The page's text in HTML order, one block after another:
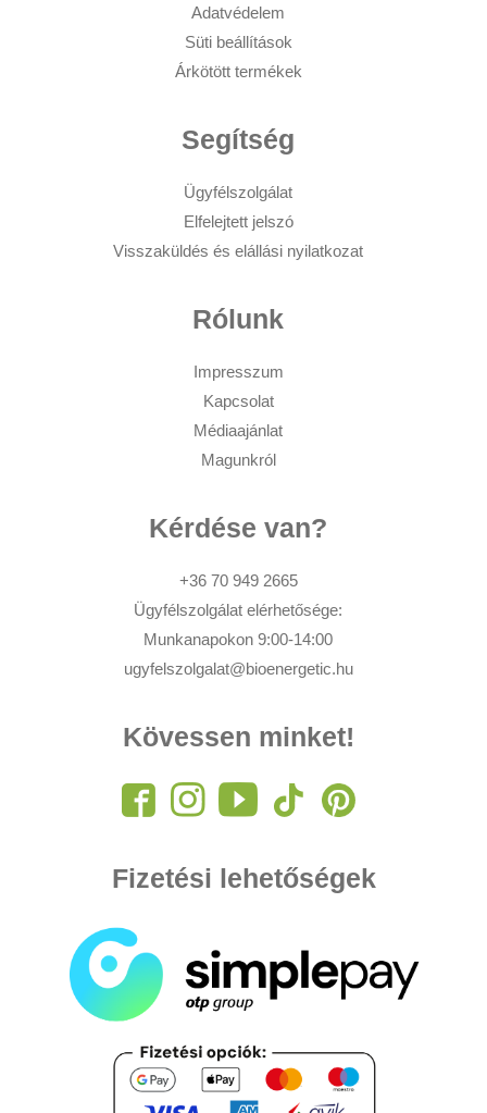
Adatvédelem
Süti beállítások
Árkötött termékek
Segítség
Ügyfélszolgálat
Elfelejtett jelszó
Visszaküldés és elállási nyilatkozat
Rólunk
Impresszum
Kapcsolat
Médiaajánlat
Magunkról
Kérdése van?
+36 70 949 2665
Ügyfélszolgálat elérhetősége:
Munkanapokon 9:00-14:00
ugyfelszolgalat@bioenergetic.hu
Kövessen minket!
Fizetési lehetőségek